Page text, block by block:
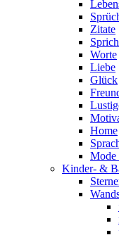
Zitate
Worte
Liebe
Glück
Home
Kinder- &